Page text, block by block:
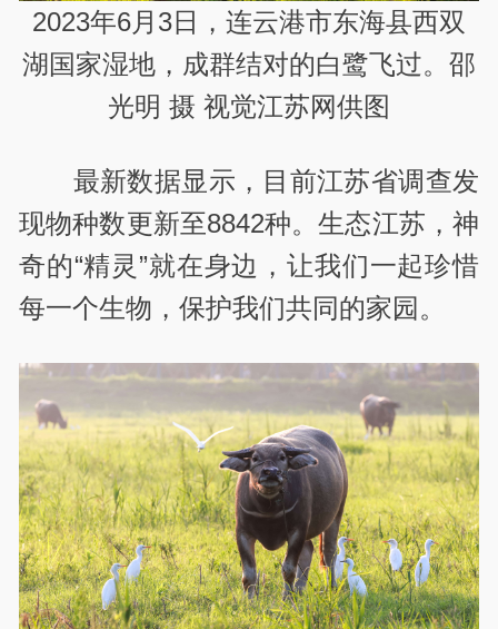
2023年6月3日，连云港市东海县西双
湖国家湿地，成群结对的白鹭飞过。邵
光明 摄 视觉江苏网供图
最新数据显示，目前江苏省调查发
现物种数更新至8842种。生态江苏，神
奇的“精灵”就在身边，让我们一起珍惜
每一个生物，保护我们共同的家园。